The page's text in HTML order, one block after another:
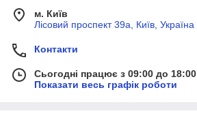
м. Київ
Лісовий проспект 39а, Київ, Україна
Контакти
Сьогодні працює з 09:00 до 18:00
Показати весь графік роботи